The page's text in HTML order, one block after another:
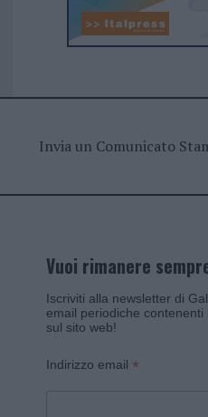
Invia un Comunicato
Vuoi rimanere
Iscriviti alla newsletter di
email periodiche
sul sito web!
Indirizzo email *